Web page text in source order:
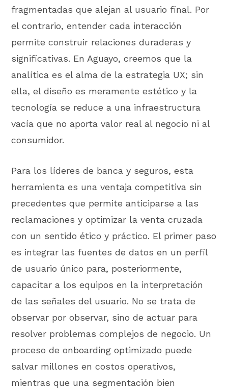
fragmentadas que alejan al usuario final. Por
el contrario, entender cada interacción
permite construir relaciones duraderas y
significativas. En Aguayo, creemos que la
analítica es el alma de la estrategia UX; sin
ella, el diseño es meramente estético y la
tecnología se reduce a una infraestructura
vacía que no aporta valor real al negocio ni al
consumidor.
Para los líderes de banca y seguros, esta
herramienta es una ventaja competitiva sin
precedentes que permite anticiparse a las
reclamaciones y optimizar la venta cruzada
con un sentido ético y práctico. El primer paso
es integrar las fuentes de datos en un perfil
de usuario único para, posteriormente,
capacitar a los equipos en la interpretación
de las señales del usuario. No se trata de
observar por observar, sino de actuar para
resolver problemas complejos de negocio. Un
proceso de onboarding optimizado puede
salvar millones en costos operativos,
mientras que una segmentación bien